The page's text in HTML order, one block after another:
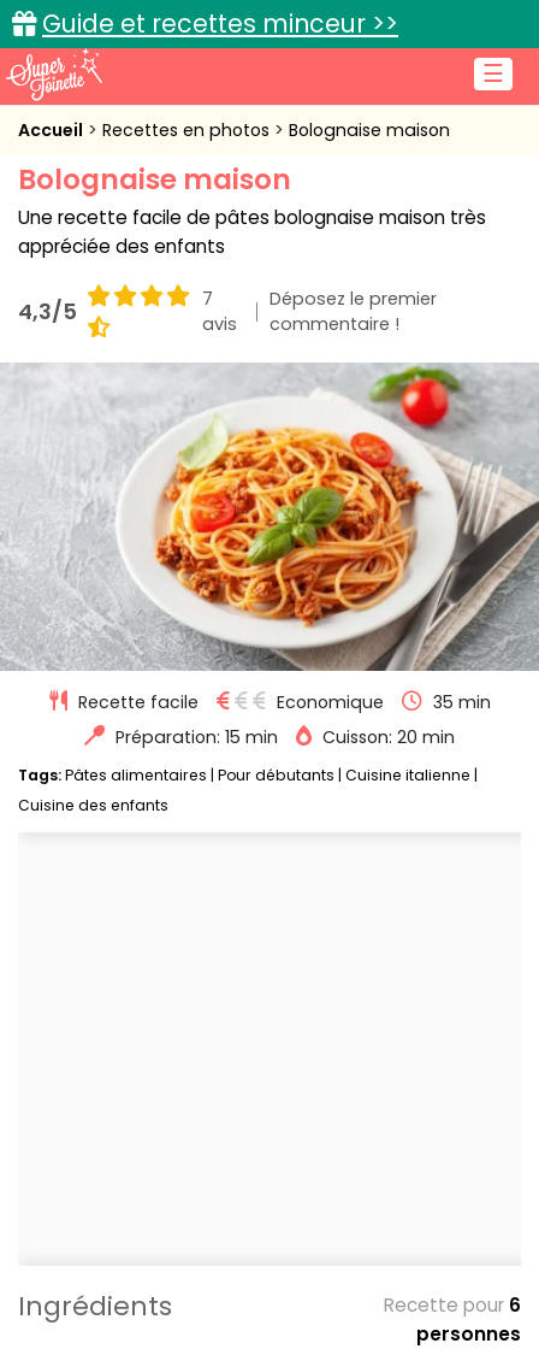
☰
Guide et recettes minceur >>
Accueil
Recettes de cuisine
Cuisine pratique
L'actu cuisine
Connexion
Accueil Recettes en photos Bolognaise maison
Bolognaise maison
Une recette facile de pâtes bolognaise maison très
appréciée des enfants
4,3/5
7
avis
Déposez le premier
commentaire !
Recette facile Economique
35 min
Préparation: 15 min
Cuisson: 20 min
Tags:Pâtes alimentaires Pour débutants Cuisine italienne
Cuisine des enfants
Ingrédients Recette pour 6
personnes